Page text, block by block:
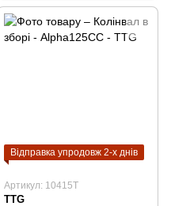
Відправка упродовж 2-х днів
Артикул: 10415T
TTG